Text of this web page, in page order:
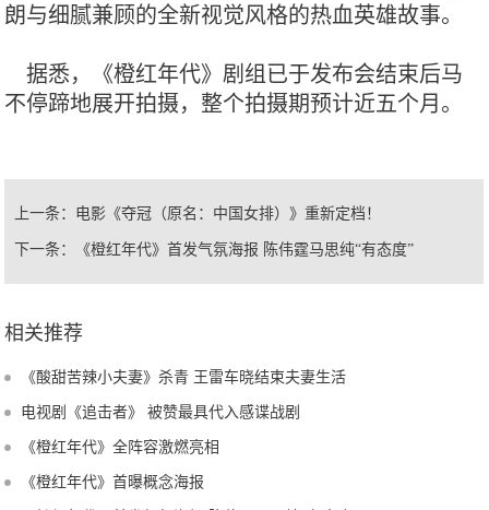
朗与细腻兼顾的全新视觉风格的热血英雄故事。
据悉，《橙红年代》剧组已于发布会结束后马
不停蹄地展开拍摄，整个拍摄期预计近五个月。
上一条： 电影《夺冠（原名：中国女排）》重新定档！
下一条： 《橙红年代》首发气氛海报 陈伟霆马思纯“有态度”
相关推荐
《酸甜苦辣小夫妻》杀青 王雷车晓结束夫妻生活
电视剧《追击者》 被赞最具代入感谍战剧
《橙红年代》全阵容激燃亮相
《橙红年代》首曝概念海报